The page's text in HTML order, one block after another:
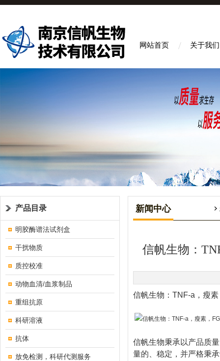
网站首页 关于我们
产品目录
明胶酶谱法试剂盒
干扰物质
质控校准
动物血清/血浆制品
重组抗原
科研溶液
抗体
放免检测，科研代测服务
新闻中心
信帆生物：
信帆生物：TNF-a，瘦
信帆生物秉承以产品质
量的、稳定，并严格秉承